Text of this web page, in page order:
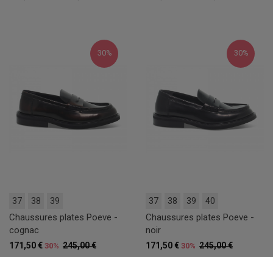
30%
37 38 39
Chaussures plates Poeve -
cognac
245,00 €
171,50 € 30%
30%
37 38 39 40
Chaussures plates Poeve -
noir
245,00 €
171,50 € 30%